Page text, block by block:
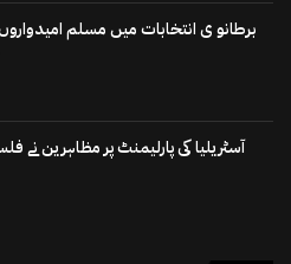
برطانو ی انتخابات میں مسلم
آسٹریلیا کی پارلیمنٹ پر مظاہرین نے